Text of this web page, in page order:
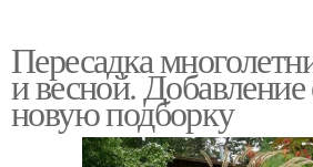
Пересадка
и весной. Добавление
новую подборку